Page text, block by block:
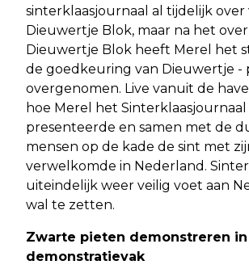
sinterklaasjournaal al tijdelijk over
Dieuwertje Blok, maar na het
Dieuwertje Blok heeft Merel het
de goedkeuring van Dieuwertje -
overgenomen. Live vanuit de
hoe Merel het Sinterklaasjournaal
presenteerde en samen met de
mensen op de kade de sint met
verwelkomde in Nederland.
uiteindelijk weer veilig voet aan
wal te zetten.
Zwarte pieten demonstreren in
demonstratievak